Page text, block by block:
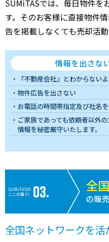
SUMiTASでは、毎日物件を
す。そのお客様に直接物件
告を掲載しなくても売却活
情報を出さな
『不動産会社』とわからない
物件広告を出さない
お電話の時間帯指定及び社名
ご家族であっても依頼者以外
情報を秘密厳守いたします。
SUMiTASの
ここが違う!
全
の販
全国ネットワークを活